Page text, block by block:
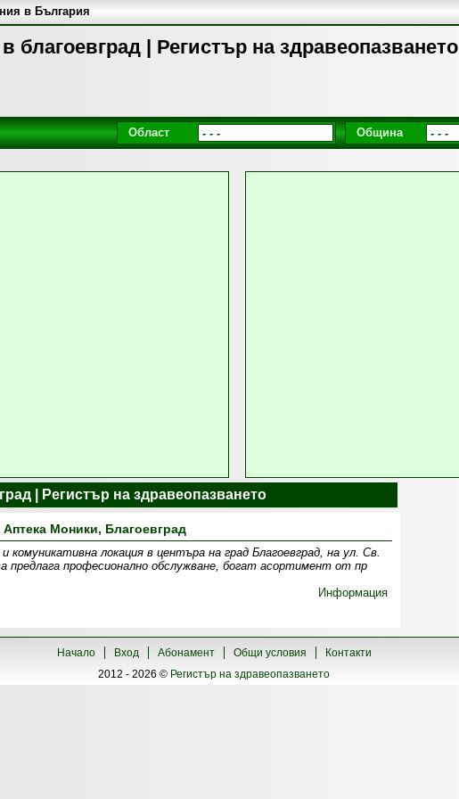
благоевград | Регистър на здравеопазването
в България
Област Община
| Регистър на здравеопазването
Аптека Моники, Благоевград
комуникативна локация в центъра на град Благоевград, на ул. Св.
професионално обслужване, богат асортимент от пр
Информация
Начало Вход Абонамент Общи условия
Контакти
2012 - 2026 © Регистър на здравеопазването